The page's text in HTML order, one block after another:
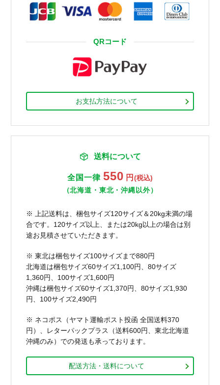
QRコード
お支払方法について
送料について
全国一律 550 円 (税込)
（北海道・東北・沖縄以外）
※ 上記送料は、梱包サイズ120サイズ＆20kg未満の場
合です。120サイズ以上、または20kg以上の場合は別
途お見積させていただきます。
※ 東北は梱包サイズ100サイズまで880円
北海道は梱包サイズ60サイズ1,100円、80サイズ
1,360円、100サイズ1,600円
沖縄は梱包サイズ60サイズ1,370円、80サイズ1,930
円、100サイズ2,490円
※ ネコポス（ヤマト運輸ポスト投函 全国送料370
円）、レターパックプラス（送料600円、東北北海道
沖縄のみ）での発送も承っております。
配送方法・送料について